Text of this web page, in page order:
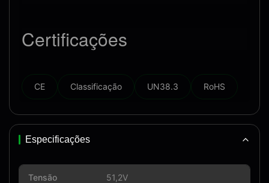
Certificações
CE Classificação UN38.3 RoHS
Especificações
Tensão
51,2V